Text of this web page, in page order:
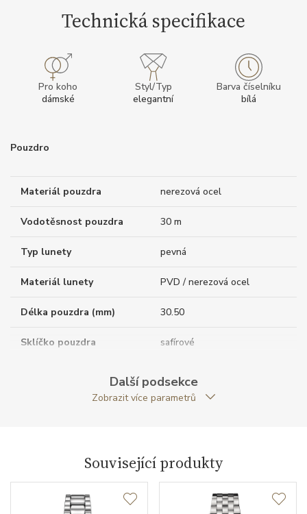
Technická specifikace
Pro koho
dámské
Styl/Typ
elegantní
Barva číselníku
bílá
Pouzdro
Materiál pouzdra nerezová ocel
Vodotěsnost pouzdra 30 m
Typ lunety pevná
Materiál lunety PVD / nerezová ocel
Délka pouzdra (mm) 30.50
Sklíčko pouzdra safírové
průhledné
soudkový
Šířka pouzdra (mm)
Další podsekce
Zobrazit více parametrů
Související produkty